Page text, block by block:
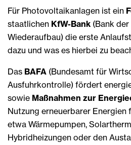
Für Photovoltaikanlagen ist ein
staatlichen KfW-Bank (Bank
Wiederaufbau) die erste
dazu und was es hierbei zu
Das BAFA (Bundesamt für
Ausfuhrkontrolle) fördert
sowie Maßnahmen zur
Nutzung erneuerbarer Energien
etwa Wärmepumpen,
Hybridheizungen oder den